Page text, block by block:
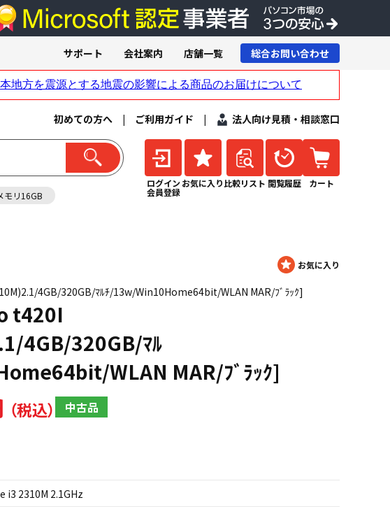
初めての方へ | ご利用ガイド | 法人向け見積・相談窓口
モリ16GB
ログイン
会員登録
お気に入り 比較リスト 閲覧履歴 カート
サポート 会社案内 店舗一覧 総合お問い合わせ
4GB/320GB/ﾏﾙﾁ/13w/Win10Home64bit/WLAN MAR/ﾌﾞﾗｯｸ]
t420I
4GB/320GB/ﾏﾙ
WLAN MAR/ﾌﾞﾗｯｸ]
中古品
i3 2310M 2.1GHz